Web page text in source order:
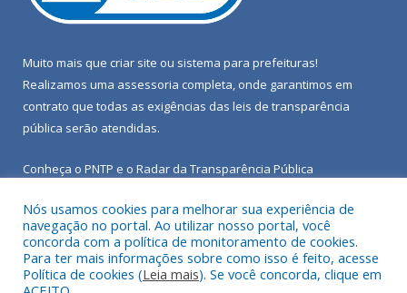
Muito mais que criar site ou sistema para prefeituras!
Realizamos uma assessoria completa, onde garantimos em
contrato que todas as exigências das leis de transparência
pública serão atendidas.
Conheça o PNTP e o Radar da Transparência Pública
Todos os direitos reservados a Câmara Municipal de Porto de
Moz.
Nós usamos cookies para melhorar sua experiência de
navegação no portal. Ao utilizar nosso portal, você
concorda com a política de monitoramento de cookies.
Para ter mais informações sobre como isso é feito, acesse
Política de cookies (Leia mais). Se você concorda, clique em